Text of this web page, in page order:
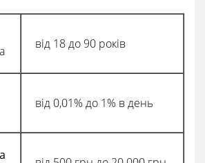
від 18 до 90 років
від 0,01% до 1% в день